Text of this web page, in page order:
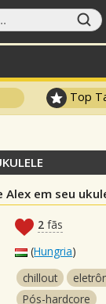
Top
Alex em seu
2 fãs
(Hungria)
chillout
Pós-hardcore